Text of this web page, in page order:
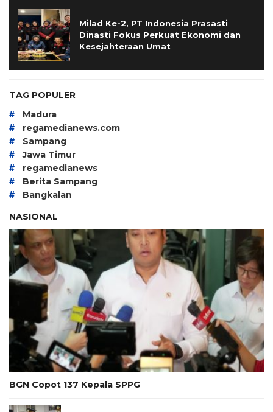
Milad Ke-2, PT Indonesia Prasasti
Dinasti Fokus Perkuat Ekonomi dan
Kesejahteraan Umat
TAG POPULER
# Madura
# regamedianews.com
# Sampang
# Jawa Timur
# regamedianews
# Berita Sampang
#
Bangkalan
NASIONAL
BGN Copot 137 Kepala SPPG